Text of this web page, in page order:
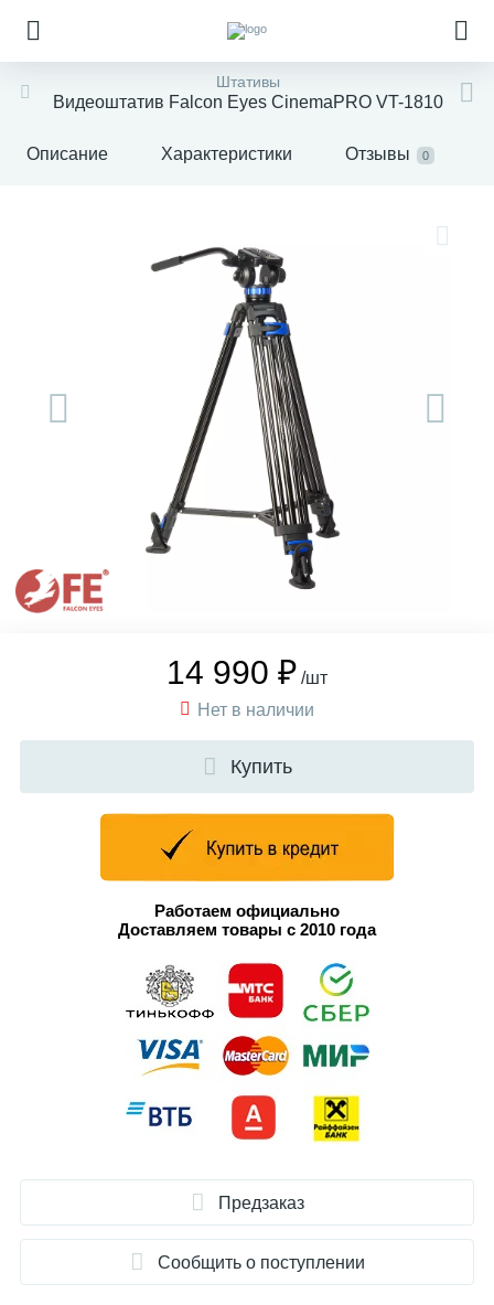
Штативы
Видеоштатив Falcon Eyes CinemaPRO VT-1810
Описание Характеристики Отзывы 0
14 990 ₽ /шт
Нет в наличии
Купить
Работаем официально
Доставляем товары с 2010 года
Предзаказ
Сообщить о поступлении